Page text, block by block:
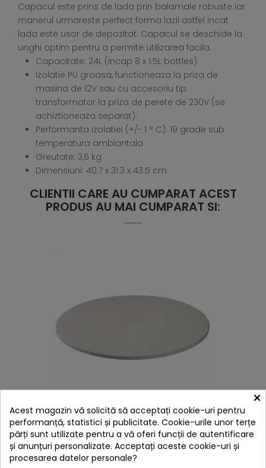
Capacul este prins de lada prin balamale robuste iar
manerul urmareste perfect forma lazii astfel incat
lada este usor de depozitat. Capacul se deschide la
unghi optim pentru a permite utilizarea facila.
Capacitate: 24L (incap 8 x 1.5L bottles)
Izolatie PU groasa, functioneaza la priza de
masina de 12V sau cu accesoriu tip
transformator la priza de perete de 230V (se
achiztioneaza separat).
Performanta izolatiei (+/- 1 ° C): 19 grade sub
temperatura ambiantala
Greutate: 3,6 kg
Dimensiuni: 40.7 x 31.3 x 43.5 cm
CLIENTII CARE AU CUMPARAT ACEST
PRODUS AU MAI CUMPARAT SI:
Piatra pentru pizza Char-Broil 140574 38 cm
169,00 lei
Niciun review
-10%cu codul
×
Acest magazin vă solicită să acceptați cookie-uri pentru
performanță, statistici și publicitate. Cookie-urile unor terțe
părți sunt utilizate pentru a vă oferi funcții de autentificare
și anunțuri personalizate. Acceptați aceste cookie-uri și
procesarea datelor personale?